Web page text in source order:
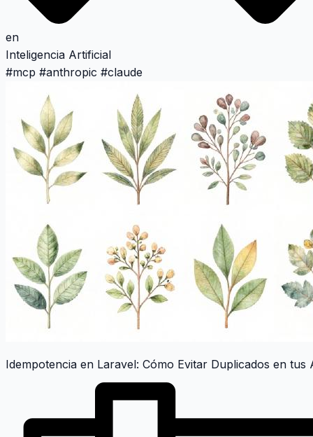
en
Inteligencia Artificial
#mcp #anthropic #claude
Idempotencia en Laravel: Cómo Evitar Duplicados en tus